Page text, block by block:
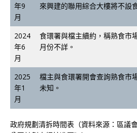
年9
月
來興建的聯用綜合大樓將不設
2024
年6
月
食環署與檔主續約，稱熟食市
月份不詳。
2025
年1
月
檔主與食環署開會查詢熟食市
未知。
政府規劃清拆時間表（資料來源：區議